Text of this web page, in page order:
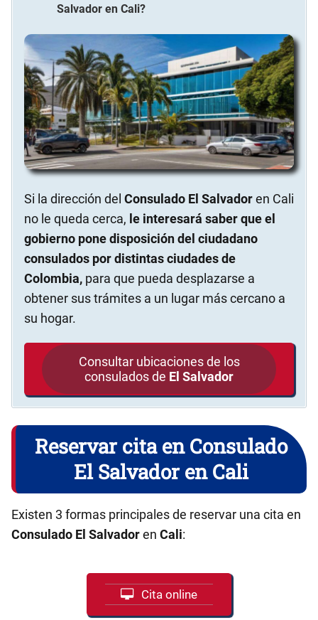
Salvador en Cali?
Si la dirección del Consulado El Salvadoren Cali
no le queda cerca, le interesará saber que el
gobierno pone disposición del ciudadano
consulados por distintas ciudades de
Colombia, para que pueda desplazarse a
obtener sus trámites a un lugar más cercano a
su hogar.
Consultar ubicaciones de los
consulados de El Salvador
Reservar cita en Consulado
El Salvador en Cali
Existen 3 formas principales de reservar una cita en
Consulado El Salvadoren Cali:
Cita online